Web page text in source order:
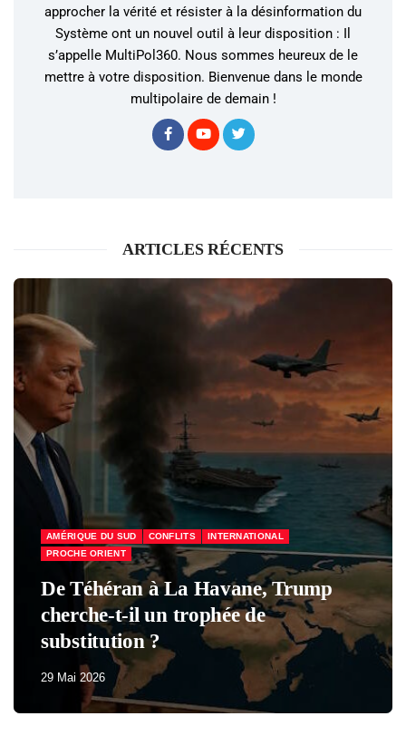
approcher la vérité et résister à la désinformation du
Système ont un nouvel outil à leur disposition : Il
s’appelle MultiPol360. Nous sommes heureux de le
mettre à votre disposition. Bienvenue dans le monde
multipolaire de demain !
ARTICLES RÉCENTS
ÉCONOMIE & SOCIAL FRANCE
Macron a perdu tous ses
29 Mai 2026